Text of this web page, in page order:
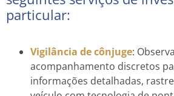
particular:
Vigilância de cônjuge:
acompanhamento discretos
informações detalhadas,